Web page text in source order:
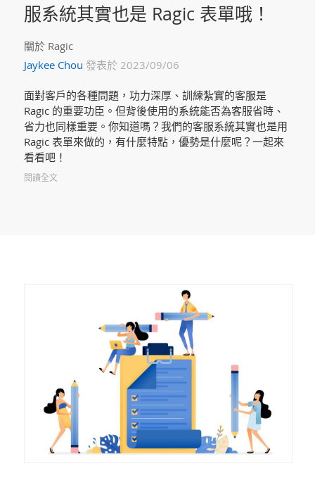
服系統其實也是 Ragic 表單哦！
關於 Ragic
Jaykee Chou 發表於 2023/09/06
面對客戶的各種問題，功力深厚、訓練紮實的客服是
Ragic 的重要功臣。但背後使用的系統能否為客服省時、
省力也同樣重要。你知道嗎？我們的客服系統其實也是用
Ragic 表單來做的，有什麼特點，優勢是什麼呢？一起來
看看吧！
閱讀全文